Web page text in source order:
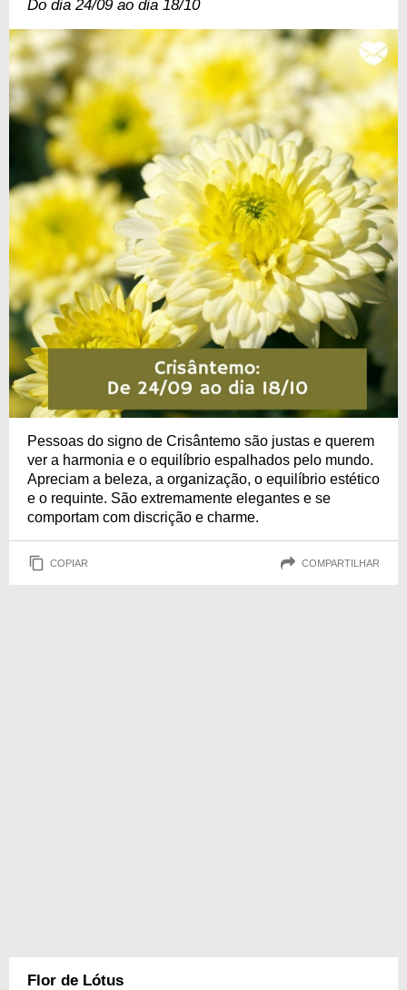
Do dia 24/09 ao dia 18/10
Pessoas do signo de Crisântemo são justas e querem
ver a harmonia e o equilíbrio espalhados pelo mundo.
Apreciam a beleza, a organização, o equilíbrio estético
e o requinte. São extremamente elegantes e se
comportam com discrição e charme.
COPIAR COMPARTILHAR
Flor de Lótus